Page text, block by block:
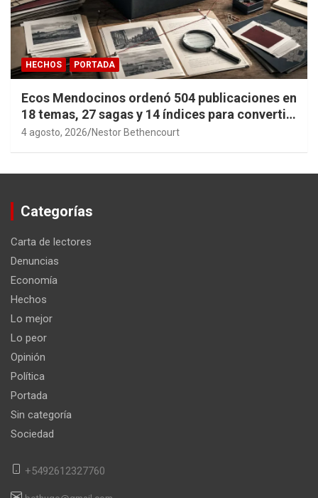
HECHOS PORTADA
Ecos Mendocinos ordenó 504 publicaciones en
18 temas, 27 sagas y 14 índices para convertir
años de investigación en memoria pública
4 agosto, 2026 Nestor Bethencourt
Categorías
Carta de lectores
Denuncias
Economía
Hechos
Lo mejor
Lo peor
Opinión
Política
Portada
Sin categoría
Sociedad
+5492612327760